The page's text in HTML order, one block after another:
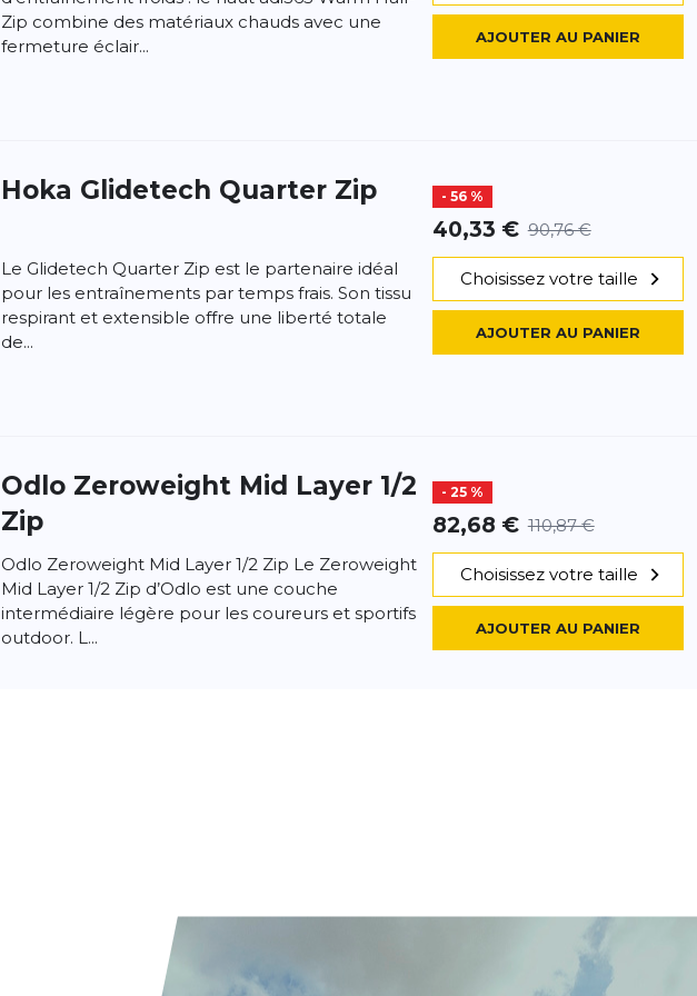
Zip combine des matériaux chauds avec une
fermeture éclair...
AJOUTER AU PANIER
Hoka Glidetech Quarter Zip - 56 %
40,33 € 90,76 €
Le Glidetech Quarter Zip est le partenaire idéal
pour les entraînements par temps frais. Son tissu
respirant et extensible offre une liberté totale
de...
Choisissez votre taille
AJOUTER AU PANIER
Odlo Zeroweight Mid Layer 1/2
Zip
- 25 %
82,68 € 110,87 €
Odlo Zeroweight Mid Layer 1/2 Zip Le Zeroweight
Mid Layer 1/2 Zip d’Odlo est une couche
intermédiaire légère pour les coureurs et sportifs
outdoor. L...
Choisissez votre taille
AJOUTER AU PANIER
AJOUTER AU PANIER